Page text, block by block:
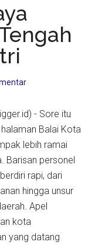
Penari
Ondel-
Ondel
Menjaga
Napas
Betawi - Sore itu
Balai Kota
lebih ramai
Barisan personel
rapi, dari
hingga unsur
Apel
kota
yang datang